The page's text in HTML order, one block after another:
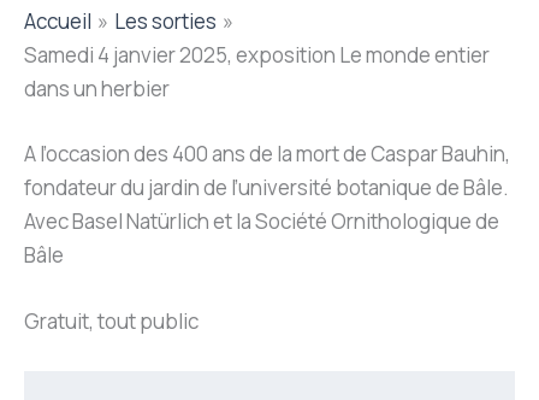
Accueil
Les sorties
Samedi 4 janvier 2025, exposition Le monde entier
dans un herbier
A l’occasion des 400 ans de la mort de Caspar Bauhin,
fondateur du jardin de l’université botanique de Bâle.
Avec Basel Natürlich et la Société Ornithologique de
Bâle
Gratuit, tout public